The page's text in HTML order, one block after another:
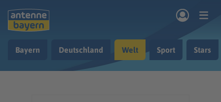
Nachrichten
Bayern Deutschland Welt Sport Stars